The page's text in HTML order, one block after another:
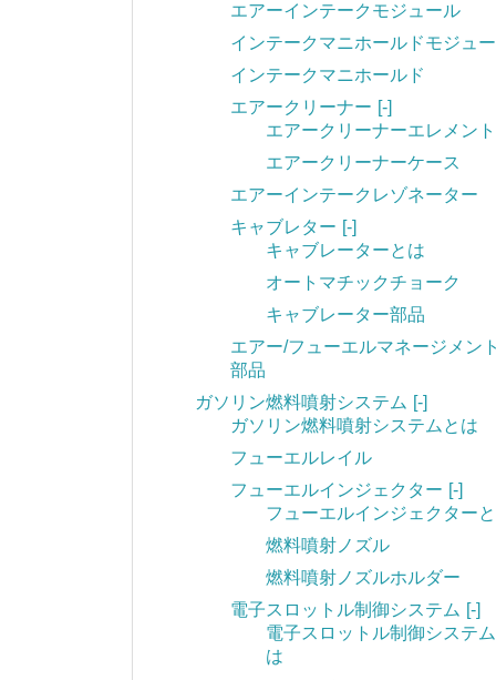
エアーインテークモジュール
インテークマニホールドモジュ
インテークマニホールド
エアークリーナー [-]
エアークリーナーエレメント
エアークリーナーケース
エアーインテークレゾネーター
キャブレター [-]
キャブレーターとは
オートマチックチョーク
キャブレーター部品
エアー/フューエルマネージメント
部品
ガソリン燃料噴射システム [-]
ガソリン燃料噴射システムとは
フューエルレイル
フューエルインジェクター [-]
フューエルインジェクター
燃料噴射ノズル
燃料噴射ノズルホルダー
電子スロットル制御システム [-]
電子スロットル制御システ
は